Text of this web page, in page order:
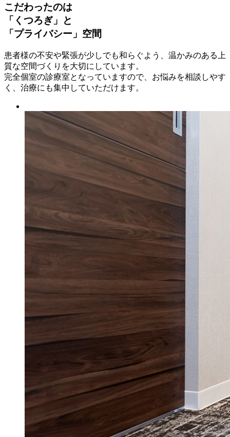
こだわったのは
「くつろぎ」と
「プライバシー」空間
患者様の不安や緊張が少しでも和らぐよう、温かみのある上
質な空間づくりを大切にしています。
完全個室の診療室となっていますので、お悩みを相談しやす
く、治療にも集中していただけます。